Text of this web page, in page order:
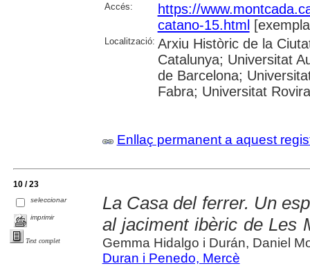
Accés:
https://
catano-15.html
Localització: Arxiu Històric de la
Catalunya; Universitat
de Barcelona;
Fabra; Universitat
Enllaç permanent a aquest
10 / 23
seleccionar
imprimir
Text complet
La Casa del ferrer. Un
al jaciment ibèric de Les
Gemma Hidalgo i Durán, Daniel
Duran i Penedo, Mercè